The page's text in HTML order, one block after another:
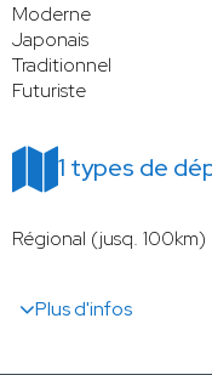
Moderne
Japonais
Traditionnel
Futuriste
1 types de
Régional (jusq. 100km)
Plus d'infos